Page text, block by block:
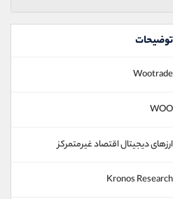
توضیحات
Wootrade
WOO
ارزهای دیجیتال اقتصاد غیرمتمرکز
Kronos Research